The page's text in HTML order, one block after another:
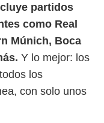
partidos
como Real
Múnich, Boca
Y lo mejor: los
los
con solo unos